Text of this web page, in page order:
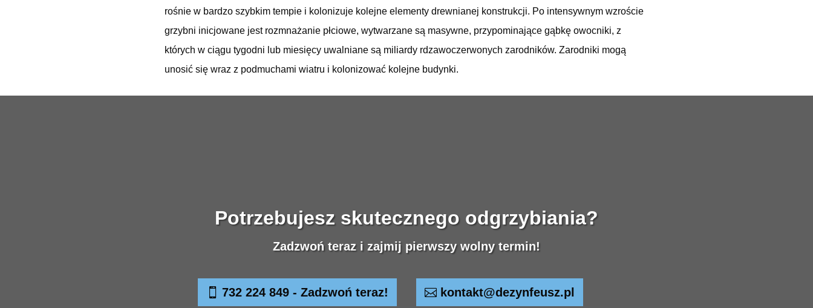
rośnie w bardzo szybkim tempie i kolonizuje kolejne elementy drewnianej konstrukcji. Po intensywnym wzroście
grzybni inicjowane jest rozmnażanie płciowe, wytwarzane są masywne, przypominające gąbkę owocniki, z
których w ciągu tygodni lub miesięcy uwalniane są miliardy rdzawoczerwonych zarodników. Zarodniki mogą
unosić się wraz z podmuchami wiatru i kolonizować kolejne budynki.
Potrzebujesz skutecznego odgrzybiania?
Zadzwoń teraz i zajmij pierwszy wolny termin!
732 224 849 - Zadzwoń teraz! kontakt@dezynfeusz.pl